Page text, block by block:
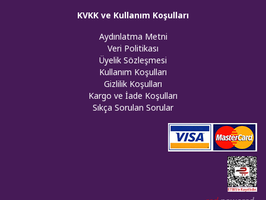
KVKK ve Kullanım Koşulları
Aydınlatma Metni
Veri Politikası
Üyelik Sözleşmesi
Kullanım Koşulları
Gizlilik Koşulları
Kargo ve İade Koşulları
Sıkça Sorulan Sorular
Web